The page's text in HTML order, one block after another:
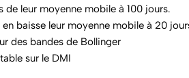
de leur moyenne mobile à 100 jours.
baisse leur moyenne mobile à 20
des bandes de Bollinger
sur le DMI